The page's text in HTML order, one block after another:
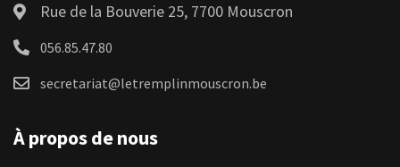
Rue de la Bouverie 25, 7700 Mouscron
056.85.47.80
secretariat@letremplinmouscron.be
À propos de nous